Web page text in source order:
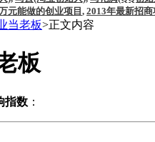
元能做的创业项目 , 2013年最新招商
当老板>正文内容
板
指数 ：